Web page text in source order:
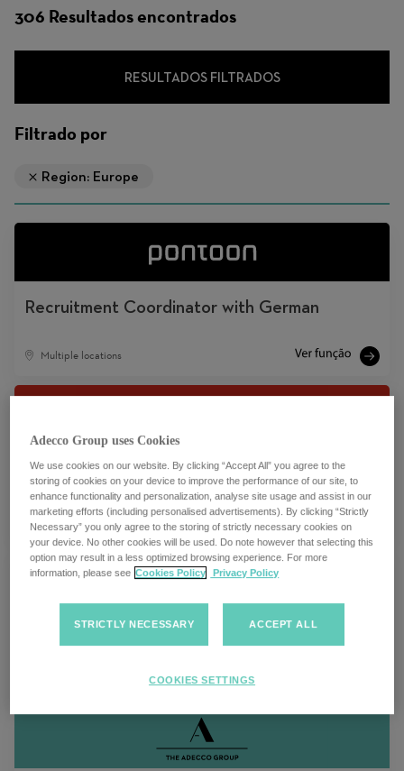
306 Resultados encontrados
RESULTADOS FILTRADOS
Filtrado por
Region: Europe
Recruitment Coordinator with German
Multiple locations
Onsite Manager (m/w/d)
Hamburgo, Alemanha
Internal Controls Manager (m/w/d) DE/AT
Adecco Group uses Cookies
We use cookies on our website. By clicking “Accept All” you agree to the
storing of cookies on your device to improve the performance of our site, to
enhance functionality and personalization, analyse site usage and assist in our
marketing efforts (including personalised advertisements). By clicking “Strictly
Necessary” you only agree to the storing of strictly necessary cookies on
your device. No other cookies will be used. Do note however that selecting this
option may result in a less optimized browsing experience. For more
information, please see Cookies Policy Privacy Policy
STRICTLY NECESSARY ACCEPT ALL
COOKIES SETTINGS